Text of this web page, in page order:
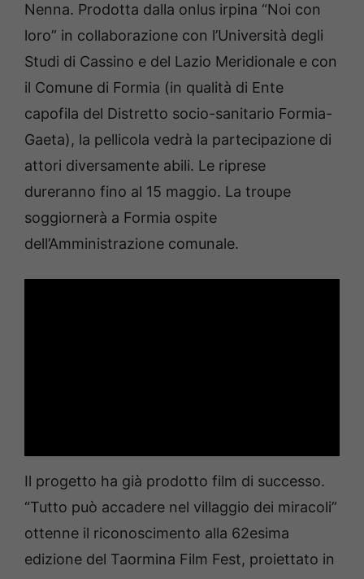
Nenna. Prodotta dalla onlus irpina “Noi con
loro” in collaborazione con l’Università degli
Studi di Cassino e del Lazio Meridionale e con
il Comune di Formia (in qualità di Ente
capofila del Distretto socio-sanitario Formia-
Gaeta), la pellicola vedrà la partecipazione di
attori diversamente abili. Le riprese
dureranno fino al 15 maggio. La troupe
soggiornerà a Formia ospite
dell’Amministrazione comunale.
Il progetto ha già prodotto film di successo.
“Tutto può accadere nel villaggio dei miracoli”
ottenne il riconoscimento alla 62esima
edizione del Taormina Film Fest, proiettato in